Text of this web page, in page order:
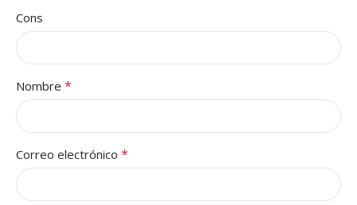
Cons
Nombre *
Correo electrónico *